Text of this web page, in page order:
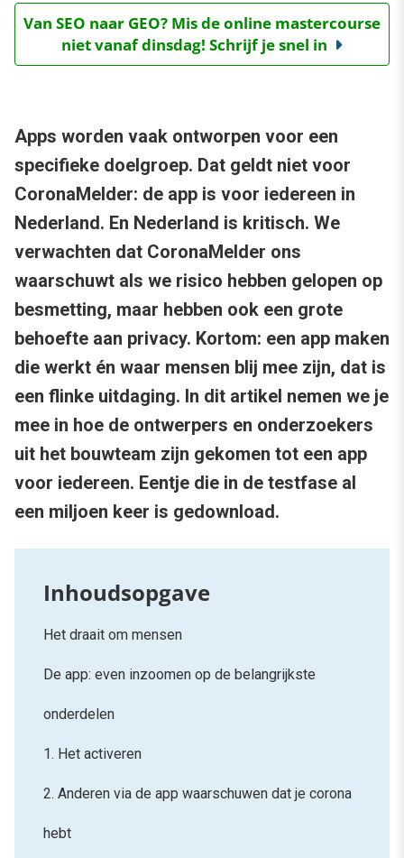
Van SEO naar GEO? Mis de online mastercourse
niet vanaf dinsdag! Schrijf je snel in
Apps worden vaak ontworpen voor een
specifieke doelgroep. Dat geldt niet voor
CoronaMelder: de app is voor iedereen in
Nederland. En Nederland is kritisch. We
verwachten dat CoronaMelder ons
waarschuwt als we risico hebben gelopen op
besmetting, maar hebben ook een grote
behoefte aan privacy. Kortom: een app maken
die werkt én waar mensen blij mee zijn, dat is
een flinke uitdaging. In dit artikel nemen we je
mee in hoe de ontwerpers en onderzoekers
uit het bouwteam zijn gekomen tot een app
voor iedereen. Eentje die in de testfase al
een miljoen keer is gedownload.
Het draait om mensen
De app: even inzoomen op de belangrijkste
onderdelen
1. Het activeren
2. Anderen via de app waarschuwen dat je corona
hebt